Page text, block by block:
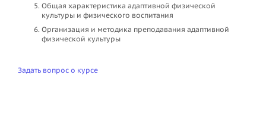
Общая характеристика адаптивной физической
культуры и физического воспитания
Организация и методика преподавания адаптивной
физической культуры
Задать вопрос о курсе